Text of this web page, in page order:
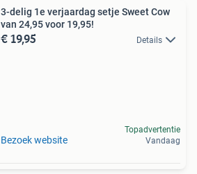
3-delig 1e verjaardag setje Sweet Cow
van 24,95 voor 19,95!
€ 19,95 Details
Bezoek website
Topadvertentie
Vandaag